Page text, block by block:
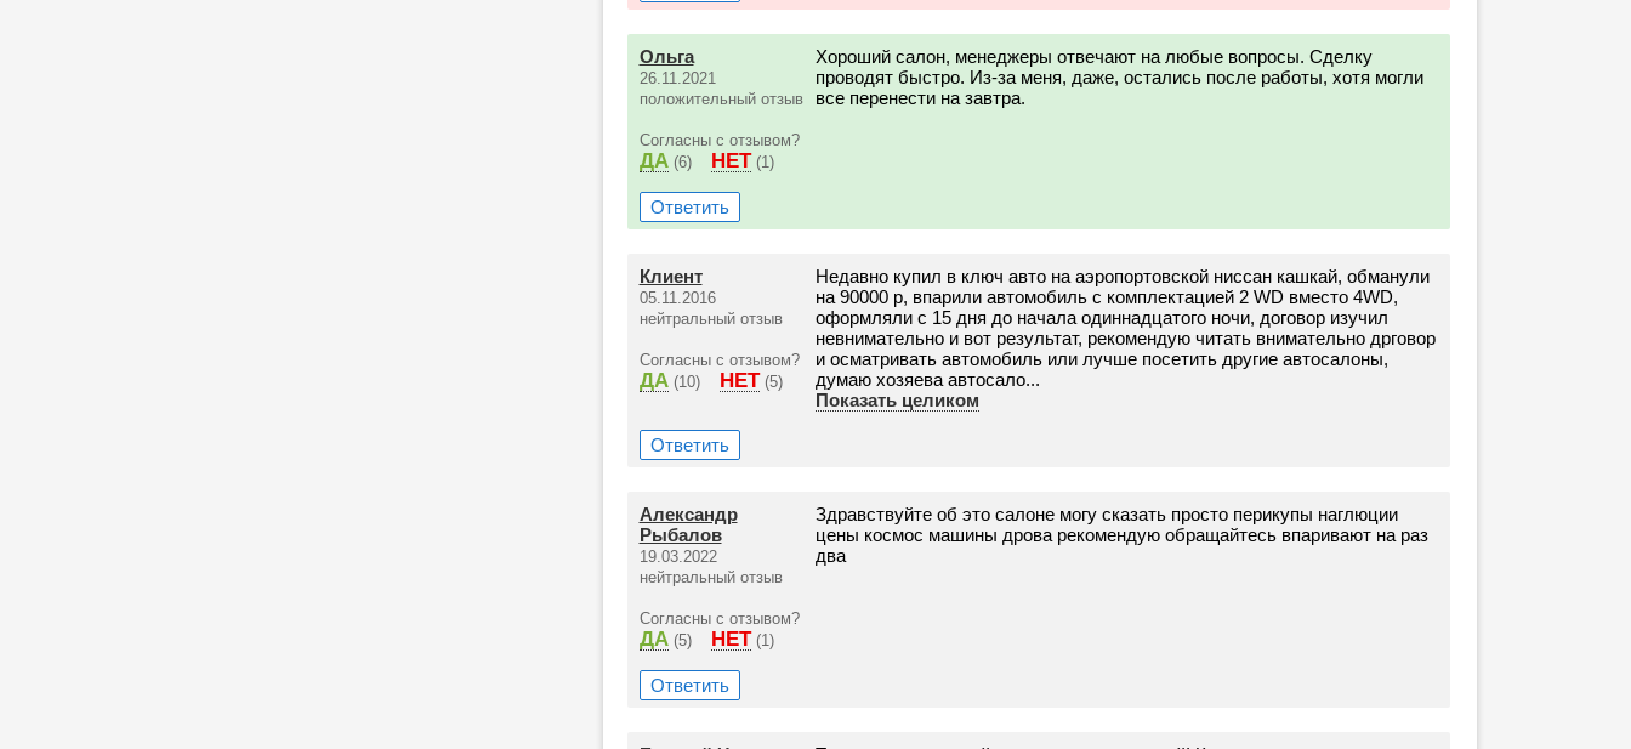
Ольга
26.11.2021
положительный отзыв
Согласны с отзывом?
ДА (6) НЕТ (1)
Хороший салон, менеджеры отвечают на любые вопросы. Сделку
проводят быстро. Из-за меня, даже, остались после работы, хотя могли
все перенести на завтра.
Ответить
Клиент
05.11.2016
нейтральный отзыв
Согласны с отзывом?
ДА (10) НЕТ (5)
Недавно купил в ключ авто на аэропортовской ниссан кашкай, обманули
на 90000 р, впарили автомобиль с комплектацией 2 WD вместо 4WD,
оформляли с 15 дня до начала одиннадцатого ночи, договор изучил
невнимательно и вот результат, рекомендую читать внимательно дрговор
и осматривать автомобиль или лучше посетить другие автосалоны,
думаю хозяева автосало...
Показать целиком
Ответить
Александр
Рыбалов
19.03.2022
нейтральный отзыв
Согласны с отзывом?
ДА (5) НЕТ (1)
Здравствуйте об это салоне могу сказать просто перикупы наглюции
цены космос машины дрова рекомендую обращайтесь впаривают на раз
два
Ответить